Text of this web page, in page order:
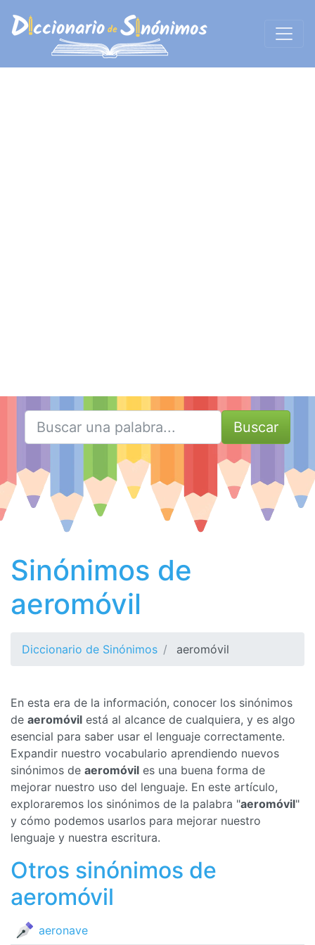
Buscar
Sinónimos de
aeromóvil
Diccionario de Sinónimos aeromóvil
En esta era de la información, conocer los sinónimos
de aeromóvil está al alcance de cualquiera, y es algo
esencial para saber usar el lenguaje correctamente.
Expandir nuestro vocabulario aprendiendo nuevos
sinónimos de aeromóvil es una buena forma de
mejorar nuestro uso del lenguaje. En este artículo,
exploraremos los sinónimos de la palabra "aeromóvil"
y cómo podemos usarlos para mejorar nuestro
lenguaje y nuestra escritura.
Otros sinónimos de
aeromóvil
aeronave